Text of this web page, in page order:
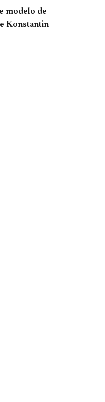
modelo de
Konstantin